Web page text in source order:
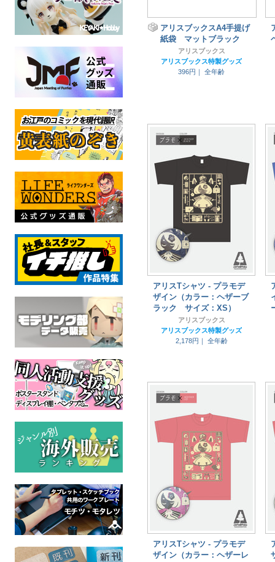
アリスブックスA4手提げ
紙袋 マットブラック
アリスブックス
アリスブックス特製グッズ
396円｜
全年齢
アリスTシャツ - プラモデ
ザイン（カラー：ヘザーブ
ラック サイズ：XS）
アリスブックス
アリスブックス特製グッズ
2,178円｜
全年齢
アリスTシャツ - プラモデ
ザイン（カラー：ヘザーレ